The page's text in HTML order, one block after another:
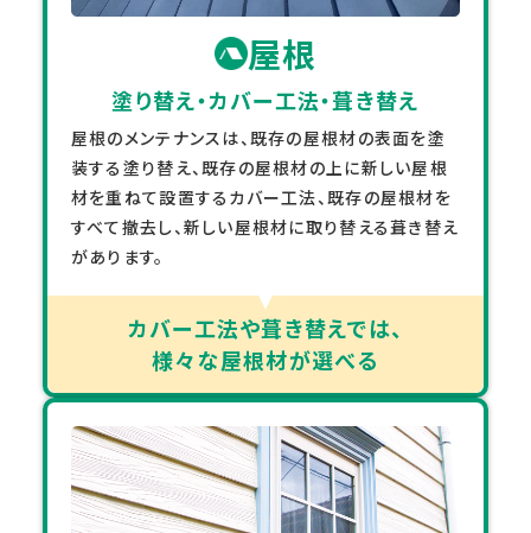
屋根
塗り替え・カバー工法・葺き替え
屋根のメンテナンスは、既存の屋根材の表面を塗
装する塗り替え、既存の屋根材の上に新しい屋根
材を重ねて設置するカバー工法、既存の屋根材を
すべて撤去し、新しい屋根材に取り替える葺き替え
があります。
カバー工法や葺き替えでは、
様々な屋根材が選べる